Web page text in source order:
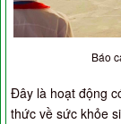
Báo
Đây là hoạt động
thức về sức khỏe